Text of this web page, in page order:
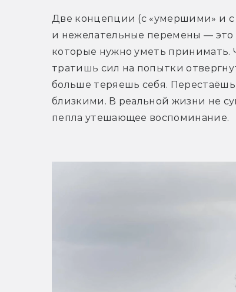
Две концепции (с «умершими» и
и нежелательные перемены — это
которые нужно уметь принимать.
тратишь сил на попытки
больше теряешь себя.
близкими. В реальной жизни не
пепла утешающее воспоминание.